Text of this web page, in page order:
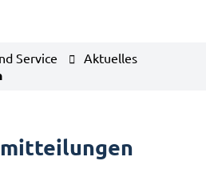
Service Aktuelles